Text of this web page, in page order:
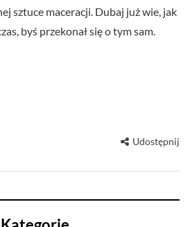
sztuce maceracji. Dubaj już wie, jak
byś przekonał się o tym sam.
Udostępnij